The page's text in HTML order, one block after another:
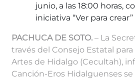
junio, a las 18:00 horas,
iniciativa “Ver para crear”
PACHUCA DE SOTO. – La
través del Consejo Estatal para
Artes de Hidalgo (Cecultah),
Canción-Eros Hidalguenses